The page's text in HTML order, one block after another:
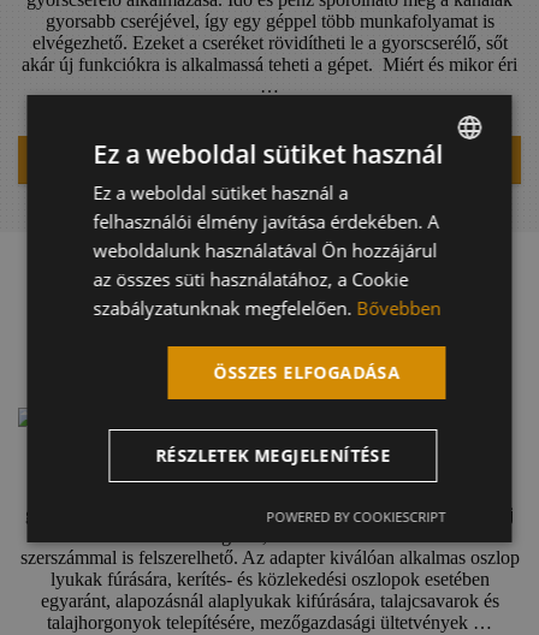
gyorsabb cseréjével, így egy géppel több munkafolyamat is
elvégezhető. Ezeket a cseréket rövidítheti le a gyorscserélő, sőt
akár új funkciókra is alkalmassá teheti a gépet. Miért és mikor éri
…
TOVÁBB
2023.08.25
MALAGUTI HIDRAULIKUS
TALAJFÚRÓVAL BŐVÜL A KÍNÁLATUNK
Új termékkel, a Malaguti hidraulikus talajfúróval bővül a
gémjére szerelve működtethetünk. A földfúró mellett sziklás talaj
szerszámmal is felszerelhető. Az adapter kiválóan alkalmas oszlop
lyukak fúrására, kerítés- és közlekedési oszlopok esetében
egyaránt, alapozásnál alaplyukak kifúrására, talajcsavarok és
talajhorgonyok telepítésére, mezőgazdasági ültetvények …
ENGLISH
GERMAN
Ez a weboldal sütiket használ
Ez a weboldal sütiket használ a
felhasználói élmény javítása érdekében. A
weboldalunk használatával Ön hozzájárul
az összes süti használatához, a Cookie
szabályzatunknak megfelelően. Bővebben
ÖSSZES ELFOGADÁSA
RÉSZLETEK MEGJELENÍTÉSE
POWERED BY COOKIESCRIPT